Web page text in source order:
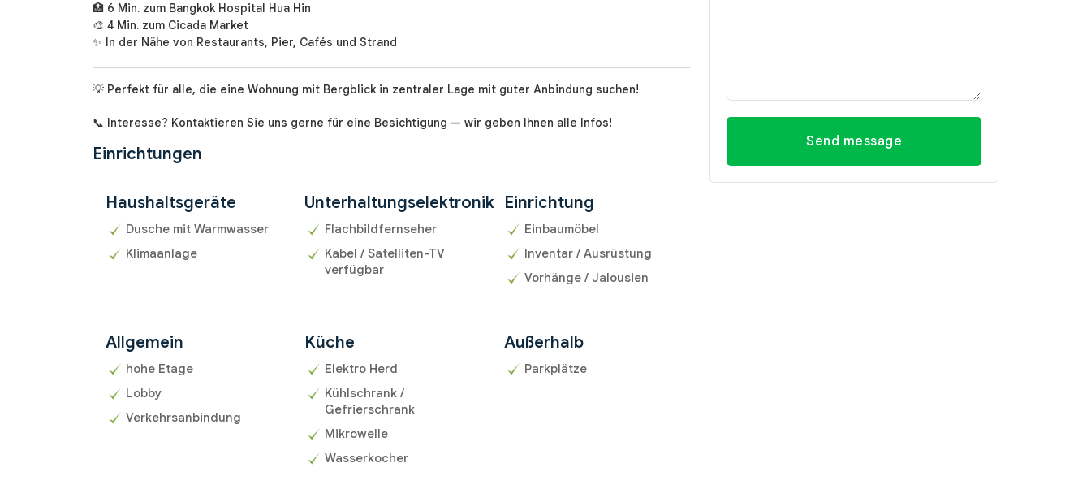
🏥 6 Min. zum Bangkok Hospital Hua Hin
🎨 4 Min. zum Cicada Market
✨ In der Nähe von Restaurants, Pier, Cafés und Strand
💡 Perfekt für alle, die eine Wohnung mit Bergblick in zentraler Lage mit guter Anbindung suchen!
📞 Interesse? Kontaktieren Sie uns gerne für eine Besichtigung — wir geben Ihnen alle Infos!
Einrichtungen
Haushaltsgeräte
Dusche mit Warmwasser
Klimaanlage
Unterhaltungselektronik
Flachbildfernseher
Kabel / Satelliten-TV
verfügbar
Einrichtung
Einbaumöbel
Inventar / Ausrüstung
Vorhänge / Jalousien
Allgemein
hohe Etage
Lobby
Verkehrsanbindung
Küche
Elektro Herd
Kühlschrank /
Gefrierschrank
Mikrowelle
Wasserkocher
Außerhalb
Parkplätze
Send message